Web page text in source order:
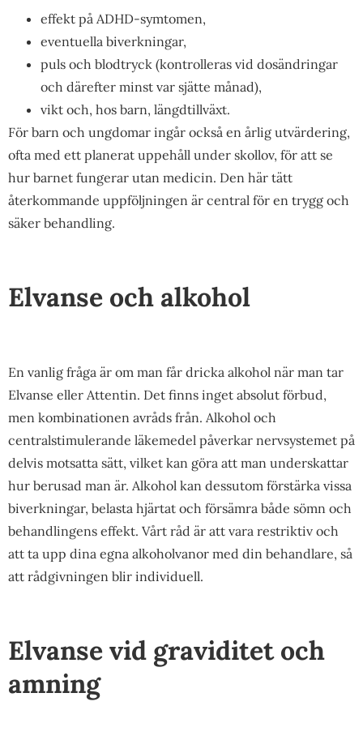
effekt på ADHD-symtomen,
eventuella biverkningar,
puls och blodtryck (kontrolleras vid dosändringar
och därefter minst var sjätte månad),
vikt och, hos barn, längdtillväxt.
För barn och ungdomar ingår också en årlig utvärdering,
ofta med ett planerat uppehåll under skollov, för att se
hur barnet fungerar utan medicin. Den här tätt
återkommande uppföljningen är central för en trygg och
säker behandling.
Elvanse och alkohol
En vanlig fråga är om man får dricka alkohol när man tar
Elvanse eller Attentin. Det finns inget absolut förbud,
men kombinationen avråds från. Alkohol och
centralstimulerande läkemedel påverkar nervsystemet på
delvis motsatta sätt, vilket kan göra att man underskattar
hur berusad man är. Alkohol kan dessutom förstärka vissa
biverkningar, belasta hjärtat och försämra både sömn och
behandlingens effekt. Vårt råd är att vara restriktiv och
att ta upp dina egna alkoholvanor med din behandlare, så
att rådgivningen blir individuell.
Elvanse vid graviditet och
amning